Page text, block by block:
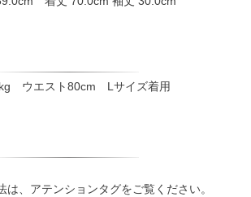
ウエスト80cm Lサイズ着用
は、アテンションタグをご覧ください。